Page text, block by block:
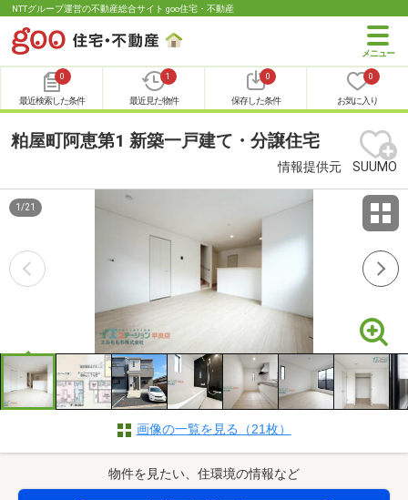
NTTグループ運営の不動産総合サイト goo住宅・不動産
0
最近検索した条件
1
最近見た物件
0
保存した条件
0
お気に入り
粕屋町阿恵第1 新築一戸建て・分譲住宅
情報提供元 SUUMO
1 /21
画像の一覧を見る（21枚）
物件を見たい、住環境の情報など